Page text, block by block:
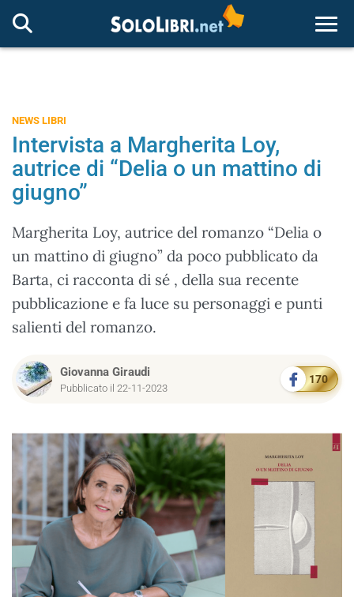
NEWS LIBRI
Intervista a Margherita Loy,
autrice di “Delia o un mattino di
giugno”
Margherita Loy, autrice del romanzo “Delia o
un mattino di giugno” da poco pubblicato da
Barta, ci racconta di sé , della sua recente
pubblicazione e fa luce su personaggi e punti
salienti del romanzo.
Giovanna Giraudi
Pubblicato il 22-11-2023
170